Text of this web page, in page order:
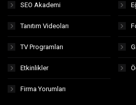
SEO Akademi
Tanıtım Videoları
TV Programları
Etkinlikler
Firma Yorumları